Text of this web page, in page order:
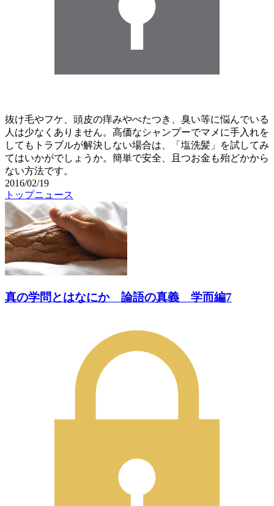
抜け毛やフケ、頭皮の痒みやべたつき、臭い等に悩んでいる
人は少なくありません。高価なシャンプーでマメに手入れを
してもトラブルが解決しない場合は、「塩洗髪」を試してみ
てはいかがでしょうか。簡単で安全、且つお金も殆どかから
ない方法です。
2016/02/19
トップニュース
真の学問とはなにか 論語の真義 学而編7